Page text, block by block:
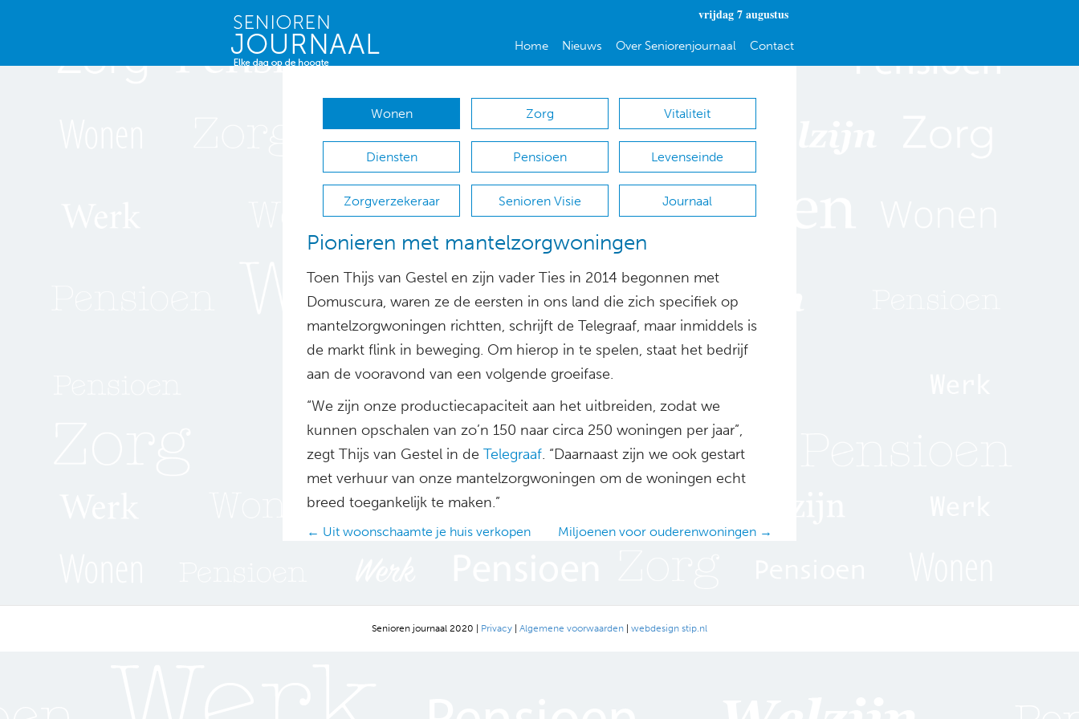
vrijdag 7 augustus
Home Nieuws Over Seniorenjournaal Contact
Wonen Zorg Vitaliteit
Diensten Pensioen Levenseinde
Zorgverzekeraar Senioren Visie Journaal
Pionieren met mantelzorgwoningen
Toen Thijs van Gestel en zijn vader Ties in 2014 begonnen met
Domuscura, waren ze de eersten in ons land die zich specifiek op
mantelzorgwoningen richtten, schrijft de Telegraaf, maar inmiddels is
de markt flink in beweging. Om hierop in te spelen, staat het bedrijf
aan de vooravond van een volgende groeifase.
“We zijn onze productiecapaciteit aan het uitbreiden, zodat we
kunnen opschalen van zo’n 150 naar circa 250 woningen per jaar”,
zegt Thijs van Gestel in de Telegraaf. “Daarnaast zijn we ook gestart
met verhuur van onze mantelzorgwoningen om de woningen echt
breed toegankelijk te maken.”
Posts
← Uit woonschaamte je huis verkopen Miljoenen voor ouderenwoningen →
Senioren journaal 2020 | Privacy | Algemene voorwaarden | webdesign stip.nl